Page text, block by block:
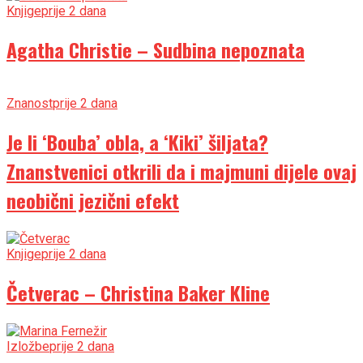
Knjigeprije 2 dana
Agatha Christie – Sudbina nepoznata
Znanostprije 2 dana
Je li ‘Bouba’ obla, a ‘Kiki’ šiljata?
Znanstvenici otkrili da i majmuni dijele ovaj
neobični jezični efekt
Knjigeprije 2 dana
Četverac – Christina Baker Kline
Izložbeprije 2 dana